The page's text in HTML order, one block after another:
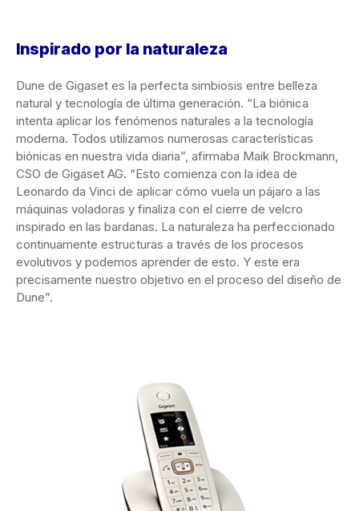
Inspirado por la naturaleza
Dune de Gigaset es la perfecta simbiosis entre belleza
natural y tecnología de última generación. “La biónica
intenta aplicar los fenómenos naturales a la tecnología
moderna. Todos utilizamos numerosas características
biónicas en nuestra vida diaria”, afirmaba Maik Brockmann,
CSO de Gigaset AG. “Esto comienza con la idea de
Leonardo da Vinci de aplicar cómo vuela un pájaro a las
máquinas voladoras y finaliza con el cierre de velcro
inspirado en las bardanas. La naturaleza ha perfeccionado
continuamente estructuras a través de los procesos
evolutivos y podemos aprender de esto. Y este era
precisamente nuestro objetivo en el proceso del diseño de
Dune”.